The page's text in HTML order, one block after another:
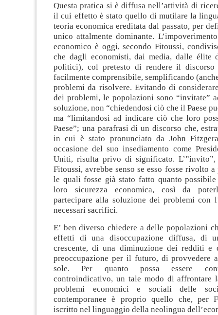
Questa pratica si è diffusa nell’attività di
il cui effetto è stato quello di mutilare la
teoria economica ereditata dal passato, per
unico attalmente dominante.
economico è oggi, secondo Fitoussi,
che dagli economisti, dai media, dalle élite
politici), col pretesto di rendere il discorso
facilmente comprensibile, semplificando
problemi da risolvere. Evitando di
dei problemi, le popolazioni sono “invitate”
soluzione, non “chiedendosi ciò che il Paese
ma “limitandosi ad indicare ciò che loro
Paese”; una parafrasi di un discorso che,
in cui è stato pronunciato da John
occasione del suo insediamento come
Uniti, risulta privo di significato. L’”invito”,
Fitoussi, avrebbe senso se esso fosse rivolto
le quali fosse già stato fatto quanto
loro sicurezza economica, così da
partecipare alla soluzione dei problemi con
necessari sacrifici.
E’ ben diverso chiedere a delle popolazioni
effetti di una disoccupazione diffusa, di
crescente, di una diminuzione dei redditi e
preoccupazione per il futuro, di provvedere
sole. Per quanto possa essere
controindicativo, un tale modo di affrontare
problemi economici e sociali delle
contemporanee è proprio quello che, per
iscritto nel linguaggio della neolingua